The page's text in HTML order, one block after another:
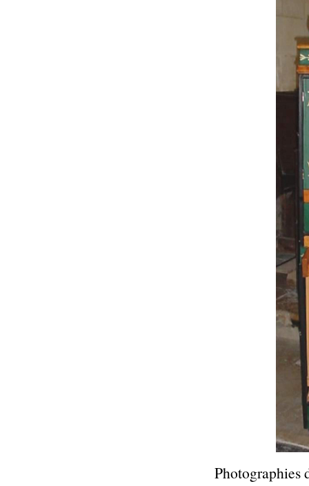
Photographies